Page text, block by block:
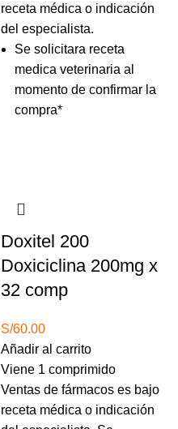
receta médica o indicación
del especialista.
Se solicitara receta
medica veterinaria al
momento de confirmar la
compra*
Doxitel 200
Doxiciclina 200mg x
32 comp
S/60.00
Añadir al carrito
Viene 1 comprimido
Ventas de fármacos es bajo
receta médica o indicación